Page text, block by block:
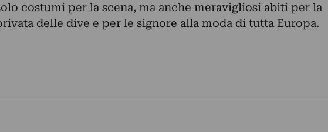
costumi per la scena, ma anche meravigliosi abiti per la
delle dive e per le signore alla moda di tutta Europa.